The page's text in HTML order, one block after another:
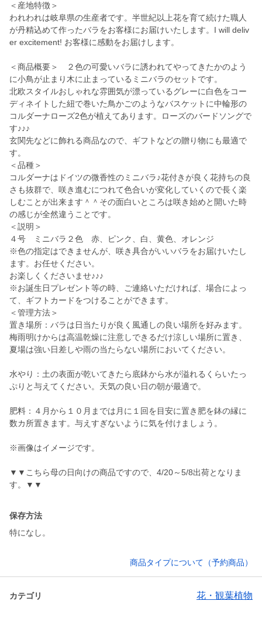
＜産地特徴＞
われわれは岐阜県の生産者です。半世紀以上花を育て続けた職人
が丹精込めて作ったバラをお客様にお届けいたします。I will deliv
er excitement! お客様に感動をお届けします。
＜商品概要＞ ２色の可愛いバラに誘われてやってきたかのよう
に小鳥が止まり木に止まっているミニバラのセットです。
北欧スタイルおしゃれな雰囲気が漂っているグレーに白色をコー
ディネイトした紐で巻いた鳥かごのようなバスケットに中輪形の
コルダーナローズ2色が植えてあります。ローズのバードソングで
す♪♪♪
玄関先などに飾れる商品なので、ギフトなどの贈り物にも最適で
す。
＜品種＞
コルダーナはドイツの微香性のミニバラ♪花付きが良く花持ちの良
さも抜群で、咲き進むにつれて色合いが変化していくので長く楽
しむことが出来ます＾＾その面白いところは咲き始めと開いた時
の感じが全然違うことです。
＜説明＞
４号 ミニバラ２色 赤、ピンク、白、黄色、オレンジ
※色の指定はできませんが、咲き具合がいいバラをお届けいたし
ます。お任せください。
お楽しくくださいませ♪♪♪
※お誕生日プレゼント等の時、ご連絡いただければ、場合によっ
て、ギフトカードをつけることができます。
＜管理方法＞
置き場所：バラは日当たりが良く風通しの良い場所を好みます。
梅雨明けからは高温乾燥に注意しできるだけ涼しい場所に置き、
夏場は強い日差しや雨の当たらない場所においてください。
水やり：土の表面が乾いてきたら底鉢から水が溢れるくらいたっ
ぷりと与えてください。天気の良い日の朝が最適で。
肥料：４月から１０月までは月に１回を目安に置き肥を鉢の縁に
数カ所置きます。与えすぎないように気を付けましょう。
※画像はイメージです。
▼▼こちら母の日向けの商品ですので、4/20～5/8出荷となりま
保存方法
特になし。
商品タイプについて（予約商品）
カテゴリ 花・観葉植物